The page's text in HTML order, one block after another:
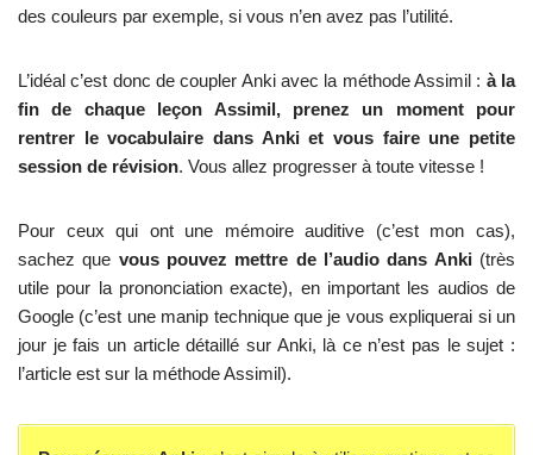
des couleurs par exemple, si vous n’en avez pas l’utilité.
L’idéal c’est donc de coupler Anki avec la méthode Assimil : à la
fin de chaque leçon Assimil, prenez un moment pour
rentrer le vocabulaire dans Anki et vous faire une petite
session de révision. Vous allez progresser à toute vitesse !
Pour ceux qui ont une mémoire auditive (c’est mon cas),
sachez que vous pouvez mettre de l’audio dans Anki(très
utile pour la prononciation exacte), en important les audios de
Google (c’est une manip technique que je vous expliquerai si un
jour je fais un article détaillé sur Anki, là ce n’est pas le sujet :
l’article est sur la méthode Assimil).